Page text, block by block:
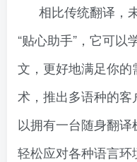
相比传统翻译，
“贴心助手”，它可以
文，更好地满足你
术，推出多语种的
以拥有一台随身翻
轻松应对各种语言